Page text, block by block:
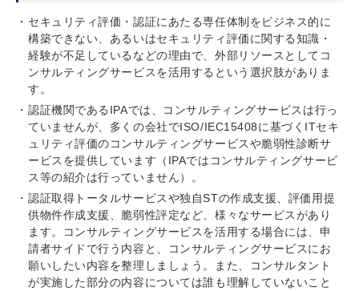
セキュリティ評価・認証にあたる専任体制をビジネス的に
構築できない、あるいはセキュリティ評価に関する知識・
経験が不足しているなどの理由で、外部リソースとしてコ
ンサルティングサービスを活用するという選択肢がありま
す。
認証機関であるIPAでは、コンサルティングサービスは行っ
ていませんが、多くの会社でISO/IEC15408に基づくITセキ
ュリティ評価のコンサルティングサービスや脆弱性診断サ
ービスを提供しています（IPAではコンサルティングサービ
ス等の紹介は行っていません）。
認証取得トータルサービスや独自STの作成支援、評価用提
供物件作成支援、脆弱性評定など、様々なサービスがあり
ます。コンサルティングサービスを活用する場合には、申
請者サイドで行う内容と、コンサルティングサービスにお
願いしたい内容を整理しましょう。また、コンサルタント
が実施した部分の内容については誰も理解していないこと